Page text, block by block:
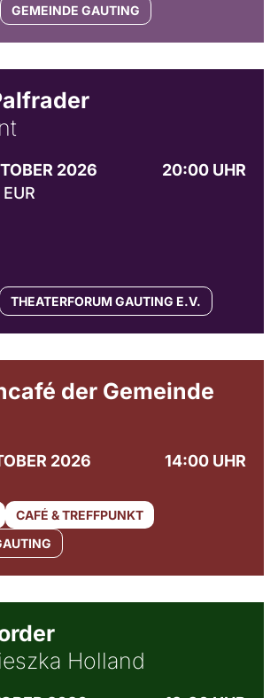
GEMEINDE GAUTING
2026
20:00 UHR
THEATERFORUM GAUTING E.V.
der Gemeinde
2026 14:00 UHR
CAFÉ & TREFFPUNKT
Holland